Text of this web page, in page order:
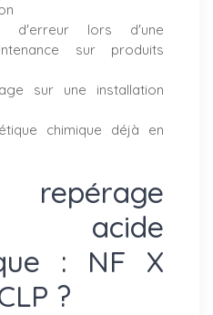
d'erreur lors d'une
sur produits
sur une installation
chimique déjà en
acide
: NF X
?